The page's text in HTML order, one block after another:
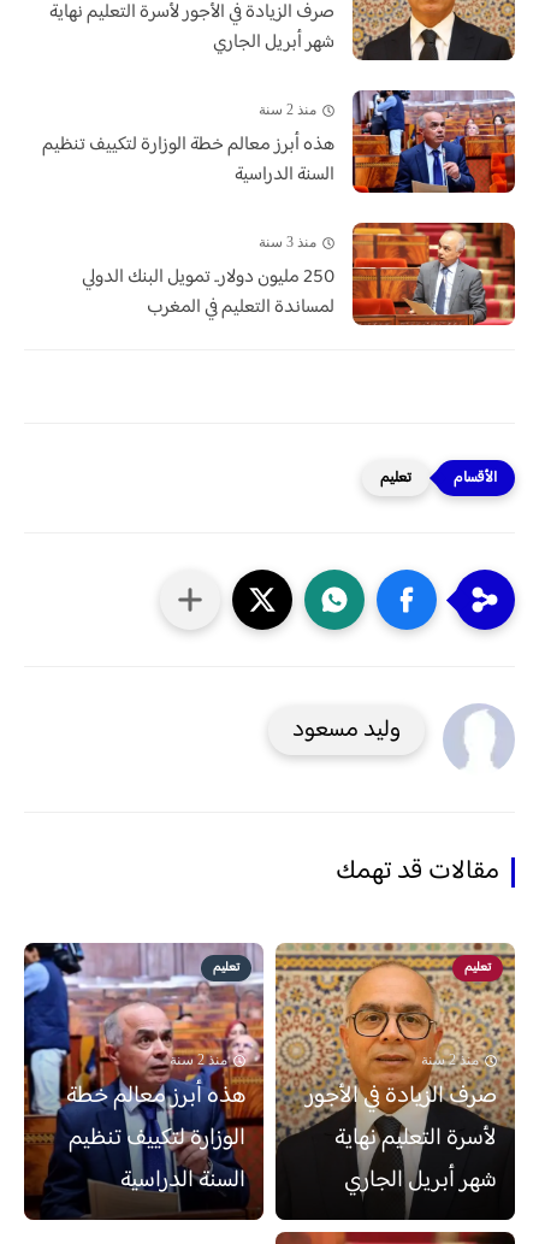
صرف الزيادة في الأجور لأسرة التعليم نهاية
شهر أبريل الجاري
منذ 2 سنة
هذه أبرز معالم خطة الوزارة لتكييف تنظيم
السنة الدراسية
منذ 3 سنة
250 مليون دولار.. تمويل البنك الدولي
لمساندة التعليم في المغرب
تعليم
وليد مسعود
مقالات قد تهمك
تعليم
منذ 2 سنة
صرف الزيادة في الأجور
لأسرة التعليم نهاية
شهر أبريل الجاري
تعليم
منذ 2 سنة
هذه أبرز معالم خطة
الوزارة لتكييف تنظيم
السنة الدراسية